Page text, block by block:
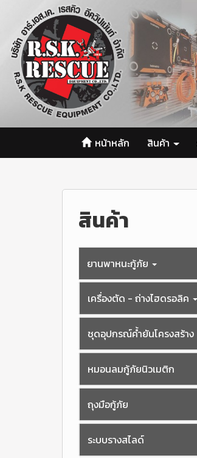
หน้าหลัก สินค้า
สินค้า
ยานพาหนะกู้ภัย
เครื่องตัด - ถ่างไฮดรอลิค
ชุดอุปกรณ์ค้ำยันโครงสร้าง
หมอนลมกู้ภัยนิวเมติก
ถุงมือกู้ภัย
ระบบรางสไลด์